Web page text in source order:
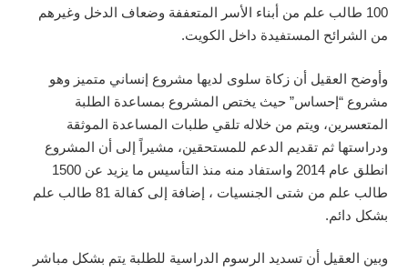
100 طالب علم من أبناء الأسر المتعففة وضعاف الدخل وغيرهم
من الشرائح المستفيدة داخل الكويت.
وأوضح العقيل أن زكاة سلوى لديها مشروع إنساني متميز وهو
مشروع “إحساس” حيث يختص المشروع بمساعدة الطلبة
المتعسرين، ويتم من خلاله تلقي طلبات المساعدة الموثقة
ودراستها ثم تقديم الدعم للمستحقين، مشيراً إلى أن المشروع
انطلق عام 2014 واستفاد منه منذ التأسيس ما يزيد عن 1500
طالب علم من شتى الجنسيات ، إضافة إلى كفالة 81 طالب علم
بشكل دائم.
وبين العقيل أن تسديد الرسوم الدراسية للطلبة يتم بشكل مباشر